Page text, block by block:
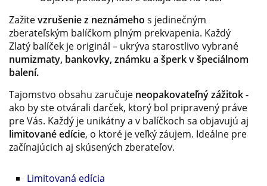
Zažitevzrušenie z neznámeho s jedinečným
zberateľským balíčkom plným prekvapenia. Každý
Zlatý balíček je originál – ukrýva starostlivo vybrané
numizmaty, bankovky, známku a šperk v špeciálnom
balení.
Tajomstvo obsahu zaručuje neopakovateľný zážitok-
ako by ste otvárali darček, ktorý bol pripravený práve
pre Vás. Každý je unikátny a v balíčkoch sa objavujú aj
limitované edície, o ktoré je veľký záujem. Ideálne pre
začínajúcich aj skúsených zberateľov.
Limitovaná edícia